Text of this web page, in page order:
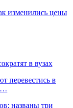
изменились цены
в вузах
перевестись в
названы три